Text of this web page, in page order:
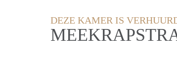
DEZE KAMER IS